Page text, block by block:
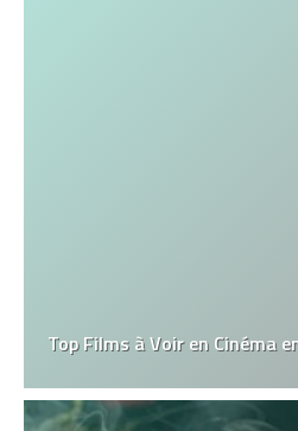
Top Films à Voir en Cinéma